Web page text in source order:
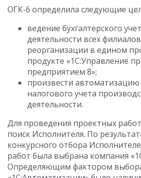
ОГК-6 определила следующие
ведение бухгалтерского
деятельности всех
реорганизации в едином
продукте «1С:Управление
предприятием 8»;
произвести автоматизацию
налогового учета
деятельности.
Для проведения проектных
поиск Исполнителя. По
конкурсного отбора
работ была выбрана компания
Определяющим фактором